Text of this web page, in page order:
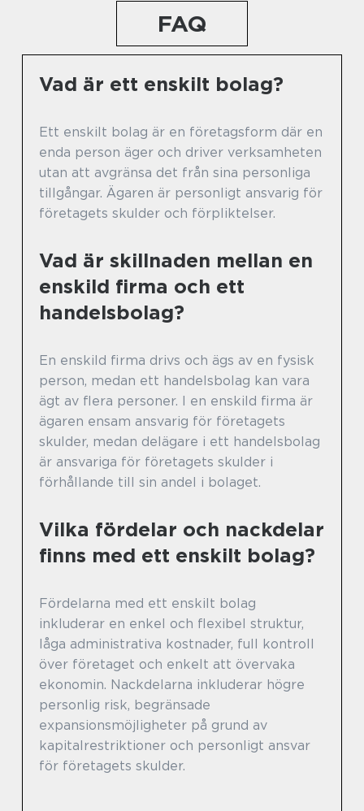
FAQ
Vad är ett enskilt bolag?
Ett enskilt bolag är en företagsform där en
enda person äger och driver verksamheten
utan att avgränsa det från sina personliga
tillgångar. Ägaren är personligt ansvarig för
företagets skulder och förpliktelser.
Vad är skillnaden mellan en
enskild firma och ett
handelsbolag?
En enskild firma drivs och ägs av en fysisk
person, medan ett handelsbolag kan vara
ägt av flera personer. I en enskild firma är
ägaren ensam ansvarig för företagets
skulder, medan delägare i ett handelsbolag
är ansvariga för företagets skulder i
förhållande till sin andel i bolaget.
Vilka fördelar och nackdelar
finns med ett enskilt bolag?
Fördelarna med ett enskilt bolag
inkluderar en enkel och flexibel struktur,
låga administrativa kostnader, full kontroll
över företaget och enkelt att övervaka
ekonomin. Nackdelarna inkluderar högre
personlig risk, begränsade
expansionsmöjligheter på grund av
kapitalrestriktioner och personligt ansvar
för företagets skulder.